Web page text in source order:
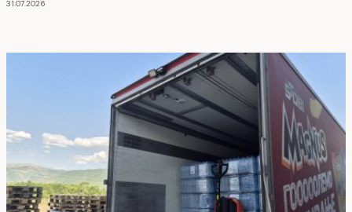
31.07.2026